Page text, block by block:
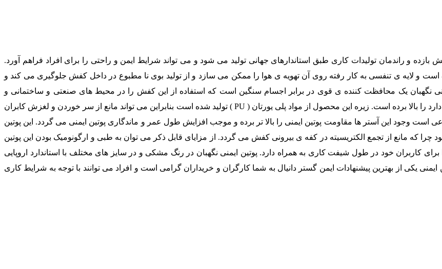
بازده و راندمان تولیدات کاری طبق استاندارهای جهانی تولید می شود و می تواند شرایط ایمن و راحتی را برای افراد فراهم آورد.
است و لایه ی تنفسی به کار رفته روی آن تهویه ی هوا را ممکن می سازد و از تولید بوی نا مطبوع در داخل کفش جلوگیری می کند و
نگهبان یک محافظت کننده ی قوی در برابر اجسام سنگین است که استفاده از این کفش را در محیط های صنعتی و ساختمانی و
مشاغلی که احتمال پرتاپ سنگ، سقوط اجسام سنگین و آسیب ساز وجود دارد را بالا برده است. زیره این محصول از مواد پلی یورتان ( PU ) تولید شده است بنابراین می تواند مانع از سر خوردن و لغزش کابران
است وجود این آستر ها مقاومت پوتین ایمنی را بالا تر برده و موجب افزایش طول عمر و ماندگاری پوتین ایمنی می گردد. این پوتین
که مانع از تجمع الکتریسیته در کفه ی بیرونی کفش می گردد. از مزایای قابل ذکر می توان به طبی و ارگونومیک بودن این پوتین
برای کاربران خود در طول شیفت کاری به همراه دارد. پوتین ایمنی نگهبان در رنگ مشکی و در سایز های مختلف با استاندارد اروپایی
یکی از بهترین پیشنهادات ایمن گستر دانیال به شما کارگران و خریداران گرامی است و افراد می توانند با توجه به شرایط کاری